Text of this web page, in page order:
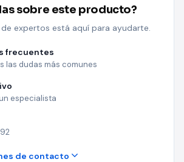
sobre este producto?
expertos está aquí para ayudarte.
frecuentes
las dudas más comunes
especialista
de contacto